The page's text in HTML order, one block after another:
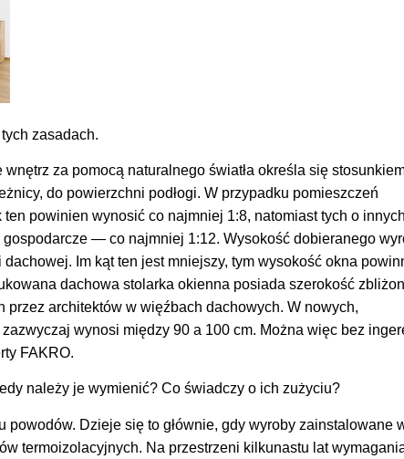
zasadach.
wnętrz za pomocą naturalnego światła określa się
do powierzchni podłogi. W przypadku pomieszczeń
powinien wynosić co najmniej 1:8, natomiast tych o innych
— co najmniej 1:12. Wysokość dobieranego
Im kąt ten jest mniejszy, tym wysokość okna
dachowa stolarka okienna posiada szerokość
architektów w więźbach dachowych. W nowych,
wynosi między 90 a 100 cm. Można więc bez
FAKRO.
należy je wymienić? Co świadczy o ich zużyciu?
powodów. Dzieje się to głównie, gdy wyroby zainstalowane
termoizolacyjnych. Na przestrzeni kilkunastu lat